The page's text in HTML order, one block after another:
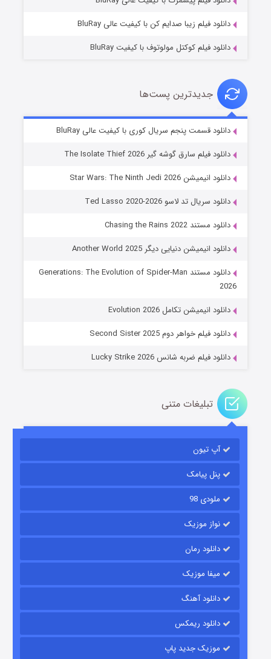
خاندان اژدها فصل ۳
قسمت
۶ (زیرنویس)
باب اسفنجی فصل ۱۷
قسمت۶ (زیرنویس) منتشر شد
قسمت۱۵ (دوبله) منتشر شد
دانلود فیلم زیبا صدایم کن با کیفیت عالی BluRay
دانلود فیلم کوکتل مولوتوف با کیفیت BluRay
جدیدترین پست‌ها
دانلود قسمت پنجم سریال کوری با کیفیت عالی BluRay
دانلود فیلم سارق گوشه گیر The Isolate Thief 2026
دانلود انیمیشن Star Wars: The Ninth Jedi 2026
دانلود سریال تد لاسو Ted Lasso 2020-2026
دانلود مستند Chasing the Rains 2022
دانلود انیمیشن دنیایی دیگر Another World 2025
دانلود مستند Generations: The Evolution of Spider-Man
2026
دانلود انیمیشن تکامل Evolution 2026
دانلود فیلم خواهر دوم Second Sister 2025
دانلود فیلم ضربه شانس Lucky Strike 2026
تبلیغات متنی
آپ تیون
پنل پیامک
ملودی 98
نواز موزیک
دانلود رمان
میفا موزیک
دانلود آهنگ
دانلود ریمکس
موزیک جدید پاپ